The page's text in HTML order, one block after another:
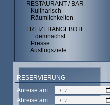
RESTAURANT / BAR
Kulinarisch
Räumlichkeiten
FREIZEITANGEBOTE
...demnächst
Presse
Ausflugsziele
RESERVIERUNG
Anreise am:
Abreise am: